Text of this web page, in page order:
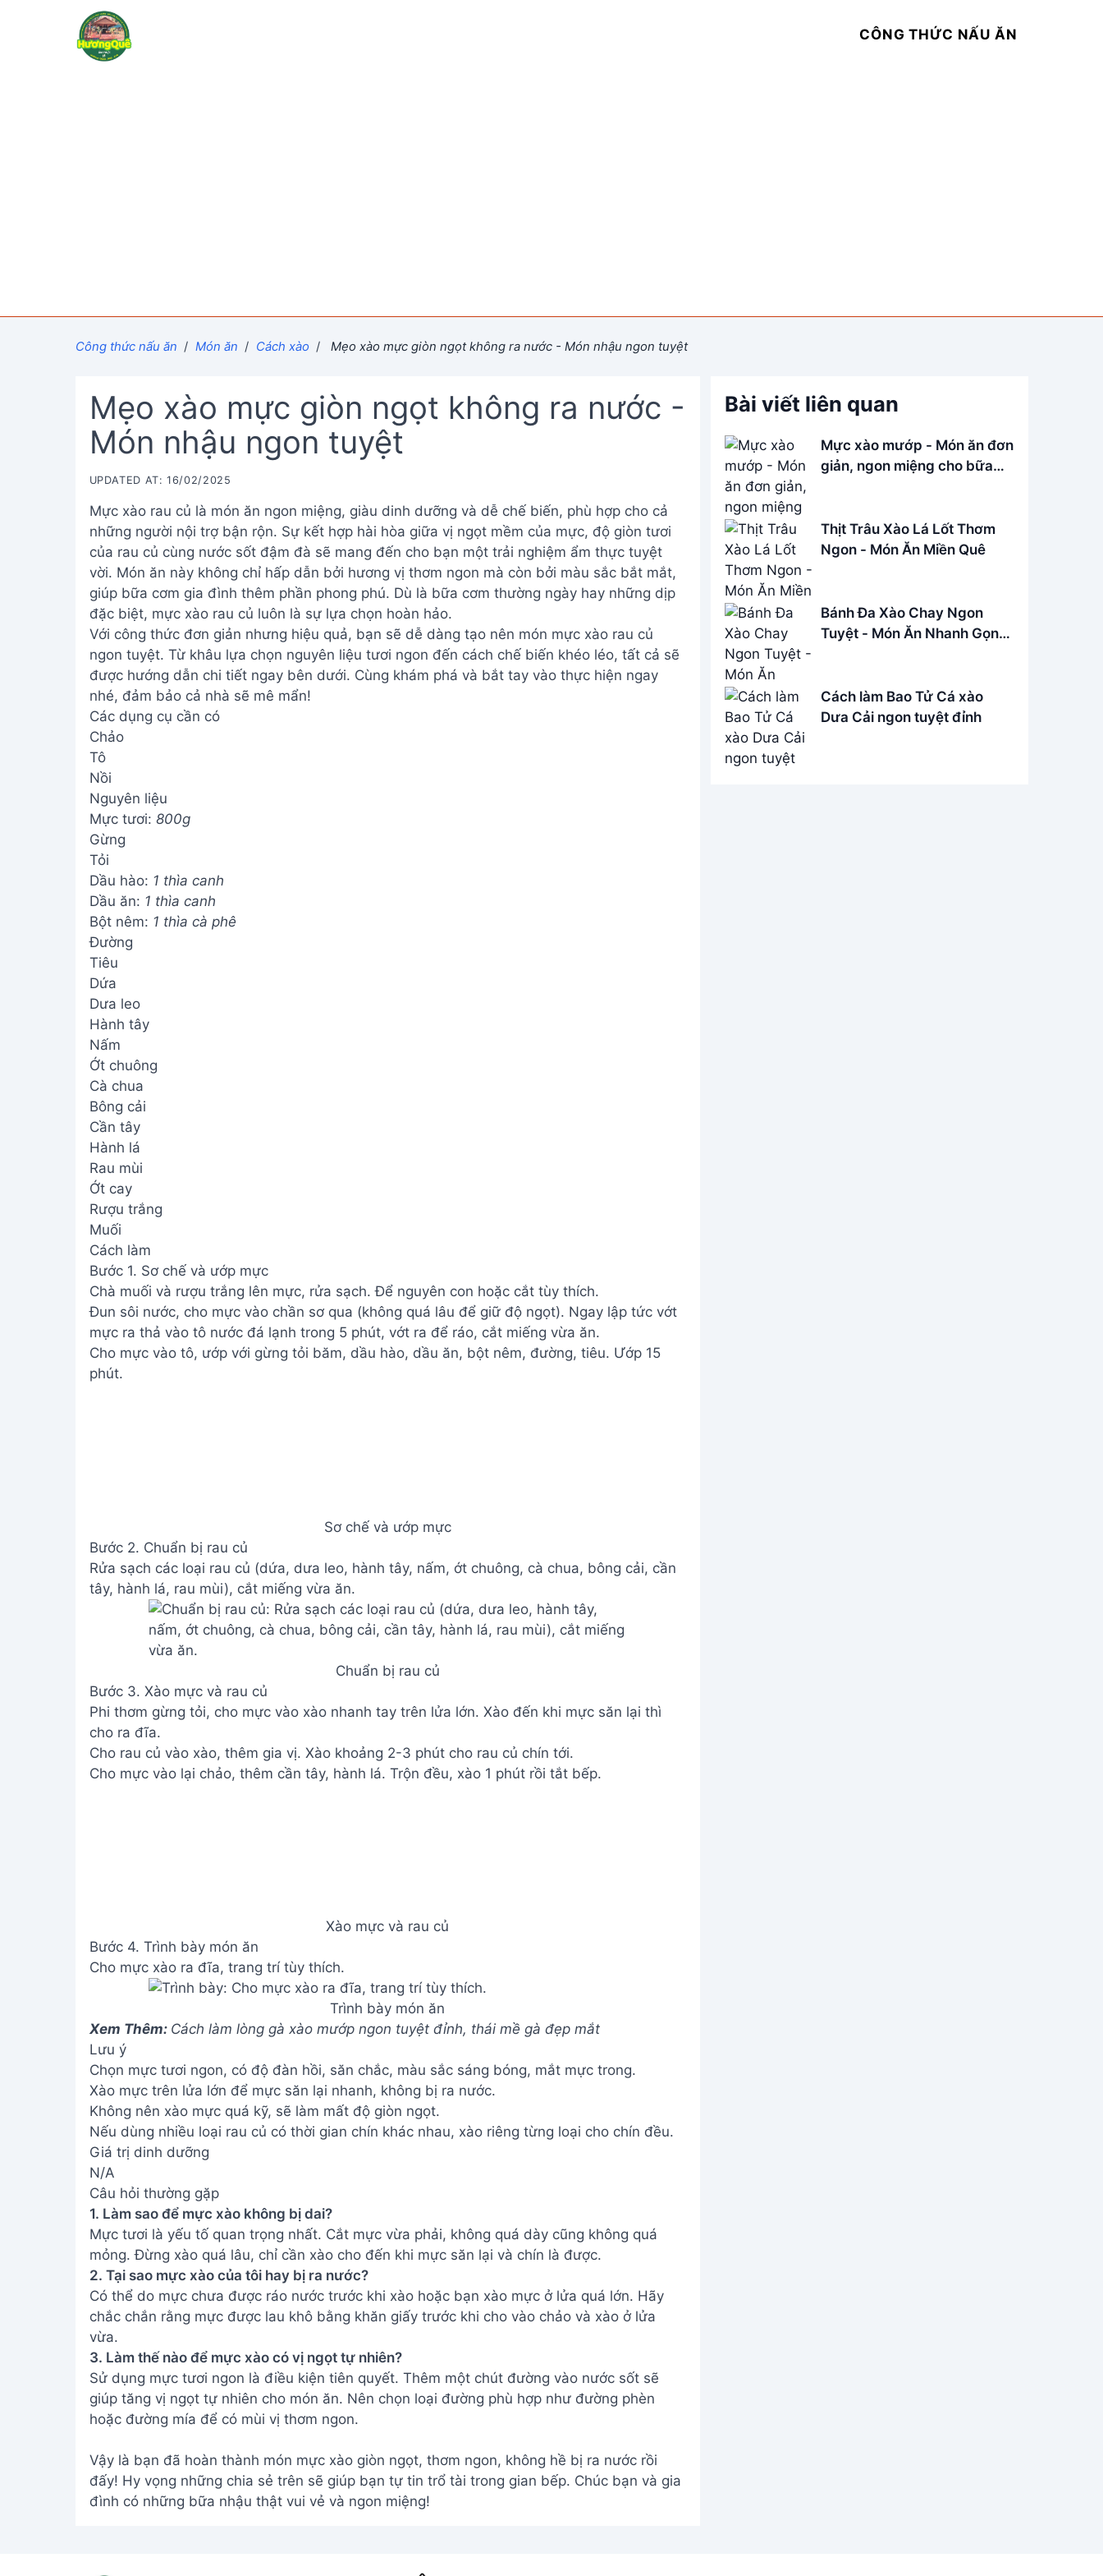
CÔNG THỨC NẤU ĂN
Công thức nấu ăn / Món ăn / Cách xào / Mẹo xào mực giòn ngọt không ra nước - Món nhậu ngon tuyệt
Mẹo xào mực giòn ngọt không ra nước -
Món nhậu ngon tuyệt
UPDATED AT: 16/02/2025
Mực xào rau củ là món ăn ngon miệng, giàu dinh dưỡng và dễ chế biến, phù hợp cho cả
những người nội trợ bận rộn. Sự kết hợp hài hòa giữa vị ngọt mềm của mực, độ giòn tươi
của rau củ cùng nước sốt đậm đà sẽ mang đến cho bạn một trải nghiệm ẩm thực tuyệt
vời. Món ăn này không chỉ hấp dẫn bởi hương vị thơm ngon mà còn bởi màu sắc bắt mắt,
giúp bữa cơm gia đình thêm phần phong phú. Dù là bữa cơm thường ngày hay những dịp
đặc biệt, mực xào rau củ luôn là sự lựa chọn hoàn hảo.
Với công thức đơn giản nhưng hiệu quả, bạn sẽ dễ dàng tạo nên món mực xào rau củ
ngon tuyệt. Từ khâu lựa chọn nguyên liệu tươi ngon đến cách chế biến khéo léo, tất cả sẽ
được hướng dẫn chi tiết ngay bên dưới. Cùng khám phá và bắt tay vào thực hiện ngay
nhé, đảm bảo cả nhà sẽ mê mẩn!
Các dụng cụ cần có
Chảo
Tô
Nồi
Nguyên liệu
Mực tươi: 800g
Gừng
Tỏi
Dầu hào: 1 thìa canh
Dầu ăn: 1 thìa canh
Bột nêm: 1 thìa cà phê
Đường
Tiêu
Dứa
Dưa leo
Hành tây
Nấm
Ớt chuông
Cà chua
Bông cải
Cần tây
Hành lá
Rau mùi
Ớt cay
Rượu trắng
Muối
Cách làm
Bước 1. Sơ chế và ướp mực
Chà muối và rượu trắng lên mực, rửa sạch. Để nguyên con hoặc cắt tùy thích.
Đun sôi nước, cho mực vào chần sơ qua (không quá lâu để giữ độ ngọt). Ngay lập tức vớt
mực ra thả vào tô nước đá lạnh trong 5 phút, vớt ra để ráo, cắt miếng vừa ăn.
Cho mực vào tô, ướp với gừng tỏi băm, dầu hào, dầu ăn, bột nêm, đường, tiêu. Ướp 15
phút.
Sơ chế và ướp mực
Bước 2. Chuẩn bị rau củ
Rửa sạch các loại rau củ (dứa, dưa leo, hành tây, nấm, ớt chuông, cà chua, bông cải, cần
tây, hành lá, rau mùi), cắt miếng vừa ăn.
Chuẩn bị rau củ
Bước 3. Xào mực và rau củ
Phi thơm gừng tỏi, cho mực vào xào nhanh tay trên lửa lớn. Xào đến khi mực săn lại thì
cho ra đĩa.
Cho rau củ vào xào, thêm gia vị. Xào khoảng 2-3 phút cho rau củ chín tới.
Cho mực vào lại chảo, thêm cần tây, hành lá. Trộn đều, xào 1 phút rồi tắt bếp.
Xào mực và rau củ
Bước 4. Trình bày món ăn
Cho mực xào ra đĩa, trang trí tùy thích.
Trình bày món ăn
Xem Thêm: Cách làm lòng gà xào mướp ngon tuyệt đỉnh, thái mề gà đẹp mắt
Lưu ý
Chọn mực tươi ngon, có độ đàn hồi, săn chắc, màu sắc sáng bóng, mắt mực trong.
Xào mực trên lửa lớn để mực săn lại nhanh, không bị ra nước.
Không nên xào mực quá kỹ, sẽ làm mất độ giòn ngọt.
Nếu dùng nhiều loại rau củ có thời gian chín khác nhau, xào riêng từng loại cho chín đều.
Giá trị dinh dưỡng
N/A
Câu hỏi thường gặp
1. Làm sao để mực xào không bị dai?
Mực tươi là yếu tố quan trọng nhất. Cắt mực vừa phải, không quá dày cũng không quá
mỏng. Đừng xào quá lâu, chỉ cần xào cho đến khi mực săn lại và chín là được.
2. Tại sao mực xào của tôi hay bị ra nước?
Có thể do mực chưa được ráo nước trước khi xào hoặc bạn xào mực ở lửa quá lớn. Hãy
chắc chắn rằng mực được lau khô bằng khăn giấy trước khi cho vào chảo và xào ở lửa
vừa.
3. Làm thế nào để mực xào có vị ngọt tự nhiên?
Sử dụng mực tươi ngon là điều kiện tiên quyết. Thêm một chút đường vào nước sốt sẽ
giúp tăng vị ngọt tự nhiên cho món ăn. Nên chọn loại đường phù hợp như đường phèn
hoặc đường mía để có mùi vị thơm ngon.
Vậy là bạn đã hoàn thành món mực xào giòn ngọt, thơm ngon, không hề bị ra nước rồi
đấy! Hy vọng những chia sẻ trên sẽ giúp bạn tự tin trổ tài trong gian bếp. Chúc bạn và gia
đình có những bữa nhậu thật vui vẻ và ngon miệng!
Bài viết liên quan
Mực xào mướp - Món ăn đơn
giản, ngon miệng cho bữa
Thịt Trâu Xào Lá Lốt Thơm
Ngon - Món Ăn Miền Quê
Bánh Đa Xào Chay Ngon
Tuyệt - Món Ăn Nhanh Gọn,
Cách làm Bao Tử Cá xào
Dưa Cải ngon tuyệt đỉnh